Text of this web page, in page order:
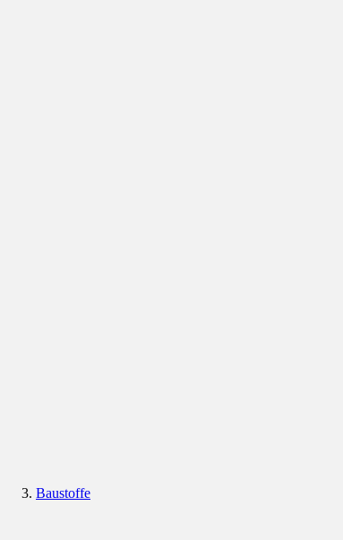
Baustoffe